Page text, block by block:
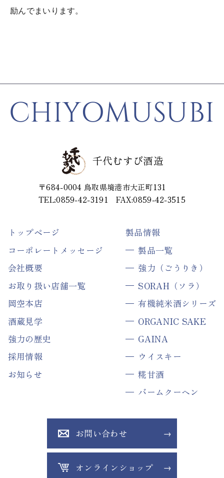
励んでまいります。
CHIYOMUSUBI
千代むすび酒造
〒684-0004 鳥取県境港市大正町131
TEL:0859-42-3191FAX:0859-42-3515
トップページ
コーポレートメッセージ
会社概要
お取り扱い店舗一覧
岡空本店
酒蔵見学
強力の歴史
採用情報
お知らせ
製品情報
製品一覧
強力（ごうりき）
SORAH（ソラ）
有機純米酒シリーズ
ORGANIC SAKE
GAINA
ウイスキー
糀甘酒
バームクーヘン
お問い合わせ
オンラインショップ